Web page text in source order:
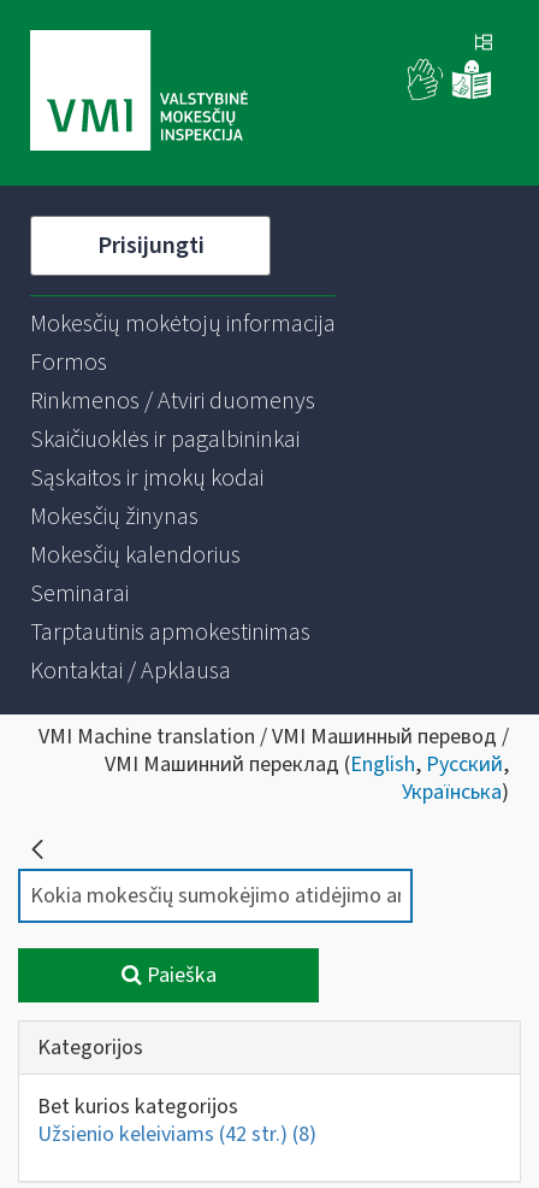
Prisijungti
Mokesčių mokėtojų informacija
Formos
Rinkmenos / Atviri duomenys
Skaičiuoklės ir pagalbininkai
Sąskaitos ir įmokų kodai
Mokesčių žinynas
Mokesčių kalendorius
Seminarai
Tarptautinis apmokestinimas
Kontaktai / Apklausa
VMI Machine translation / VMI Машинный перевод /
VMI Машинний переклад (English, Русский,
Українська)
Paieška
Kategorijos
Bet kurios kategorijos
Užsienio keleiviams (42 str.) (8)